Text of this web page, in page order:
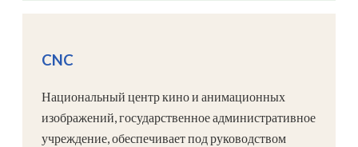
CNC
Национальный центр кино и анимационных
изображений, государственное административное
учреждение, обеспечивает под руководством